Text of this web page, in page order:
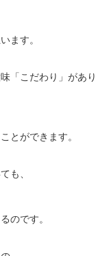
ます。
「こだわり」があり
とができます。
も、
のです。